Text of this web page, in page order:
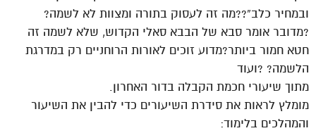
ובמחיר כלב”??מה זה לעסוק בתורה ומצוות לא לשמה?
?מדובר אומר סבא של הבבא סאלי הקדוש, שלא לשמה זה
חטא חמור ביותר?מדוע זוכים לאורות הרוחניים רק במדרגת
הלשמה? ?ועוד
מתוך שיעורי חכמת הקבלה בדור האחרון.
מומלץ לראות את סידרת השיעורים כדי להבין את השיעור
והמהלכים בלימוד: